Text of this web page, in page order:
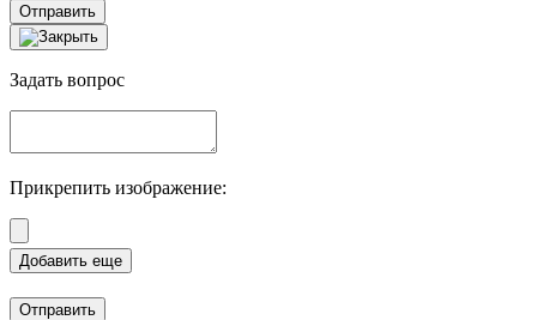
Отправить
Задать вопрос
Прикрепить изображение:
Отправить